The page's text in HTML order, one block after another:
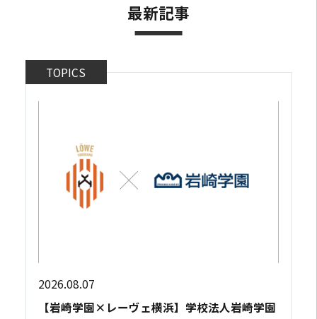
最新記事
TOPICS
2026.08.07
【岩崎学園×レーヴェ横浜】学校法人岩崎学園